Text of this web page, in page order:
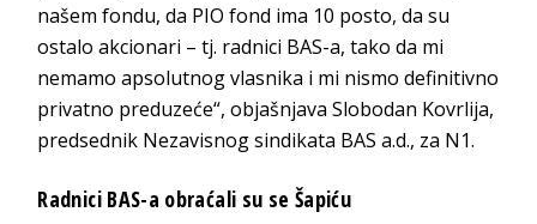
našem fondu, da PIO fond ima 10 posto, da su
ostalo akcionari – tj. radnici BAS-a, tako da mi
nemamo apsolutnog vlasnika i mi nismo definitivno
privatno preduzeće“, objašnjava Slobodan Kovrlija,
predsednik Nezavisnog sindikata BAS a.d., za N1.
Radnici BAS-a obraćali su se Šapiću